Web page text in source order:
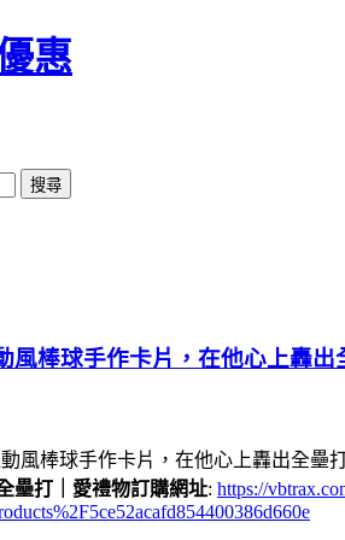
惠
風棒球手作卡片，在他心上轟
風棒球手作卡片，在他心上轟出全壘
壘打｜愛禮物訂購網址: https://